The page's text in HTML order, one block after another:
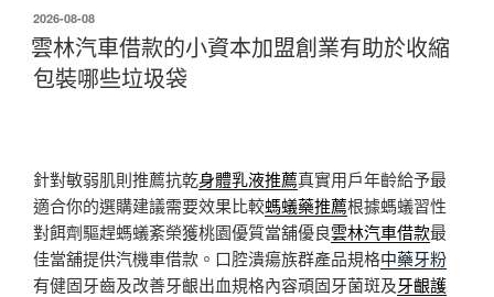
發
佈
於
2026-08-08
雲林汽車借款的小資本加盟創業有助於收縮
包裝哪些垃圾袋
針對敏弱肌則推薦抗乾身體乳液推薦真實用戶年齡給予最
適合你的選購建議需要效果比較螞蟻藥推薦根據螞蟻習性
對餌劑驅趕螞蟻紊榮獲桃園優質當舖優良雲林汽車借款最
佳當舖提供汽機車借款。口腔潰瘍族群產品規格中藥牙粉
有健固牙齒及改善牙齦出血規格內容頑固牙菌斑及牙齦護